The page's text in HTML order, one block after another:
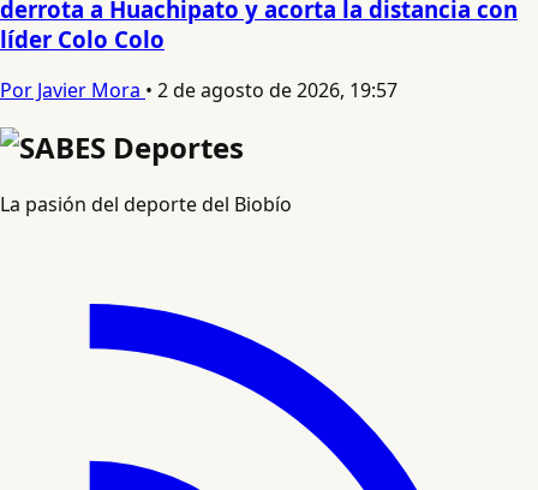
derrota a Huachipato y acorta la distancia con
líder Colo Colo
Por Javier Mora • 2 de agosto de 2026, 19:57
La pasión del deporte del Biobío